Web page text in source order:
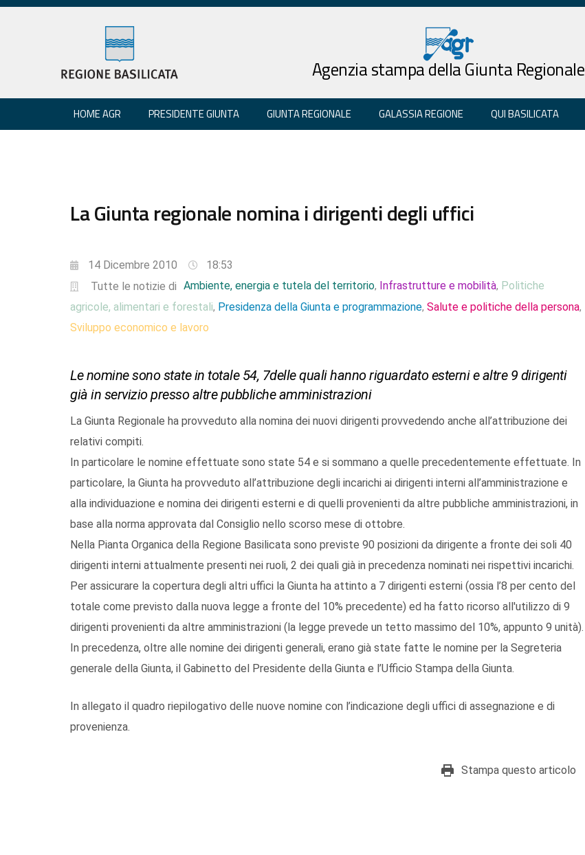
Agenzia stampa della Giunta Regionale
HOME AGR PRESIDENTE GIUNTA GIUNTA REGIONALE GALASSIA REGIONE QUI BASILICATA
La Giunta regionale nomina i dirigenti degli uffici
14 Dicembre 2010
18:53
Tutte le notizie di Ambiente, energia e tutela del territorio, Infrastrutture e mobilità, Politiche
agricole, alimentari e forestali, Presidenza della Giunta e programmazione, Salute e politiche della persona,
Sviluppo economico e lavoro
Le nomine sono state in totale 54, 7delle quali hanno riguardato esterni e altre 9 dirigenti
già in servizio presso altre pubbliche amministrazioni
La Giunta Regionale ha provveduto alla nomina dei nuovi dirigenti provvedendo anche all’attribuzione dei
relativi compiti.
In particolare le nomine effettuate sono state 54 e si sommano a quelle precedentemente effettuate. In
particolare, la Giunta ha provveduto all’attribuzione degli incarichi ai dirigenti interni all’amministrazione e
alla individuazione e nomina dei dirigenti esterni e di quelli provenienti da altre pubbliche amministrazioni, in
base alla norma approvata dal Consiglio nello scorso mese di ottobre.
Nella Pianta Organica della Regione Basilicata sono previste 90 posizioni da dirigente a fronte dei soli 40
dirigenti interni attualmente presenti nei ruoli, 2 dei quali già in precedenza nominati nei rispettivi incarichi.
Per assicurare la copertura degli altri uffici la Giunta ha attinto a 7 dirigenti esterni (ossia l’8 per cento del
totale come previsto dalla nuova legge a fronte del 10% precedente) ed ha fatto ricorso all'utilizzo di 9
dirigenti provenienti da altre amministrazioni (la legge prevede un tetto massimo del 10%, appunto 9 unità).
In precedenza, oltre alle nomine dei dirigenti generali, erano già state fatte le nomine per la Segreteria
generale della Giunta, il Gabinetto del Presidente della Giunta e l’Ufficio Stampa della Giunta.
In allegato il quadro riepilogativo delle nuove nomine con l’indicazione degli uffici di assegnazione e di
provenienza.
Stampa questo articolo